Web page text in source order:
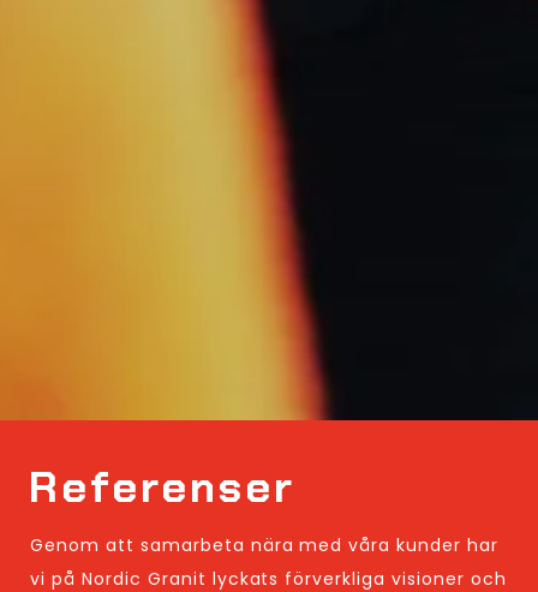
Referenser
Genom att samarbeta nära med våra kunder har
vi på Nordic Granit lyckats förverkliga visioner och